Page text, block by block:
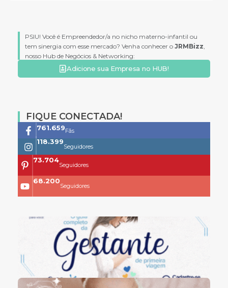
PSIU! Você é Empreendedor/a no nicho materno-infantil ou
tem sinergia com esse mercado? Venha conhecer o JRMBizz,
nosso Hub de Negócios & Networking:
Adicione sua Empresa no HUB!
FIQUE CONECTADA!
761.659Fãs
118.399
Seguidores
73.704
Seguidores
68.200
Seguidores